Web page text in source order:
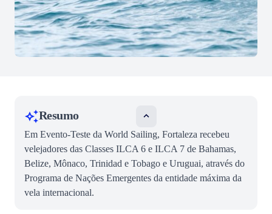
Resumo
Em Evento-Teste da World Sailing, Fortaleza recebeu
velejadores das Classes ILCA 6 e ILCA 7 de Bahamas,
Belize, Mônaco, Trinidad e Tobago e Uruguai, através do
Programa de Nações Emergentes da entidade máxima da
vela internacional.